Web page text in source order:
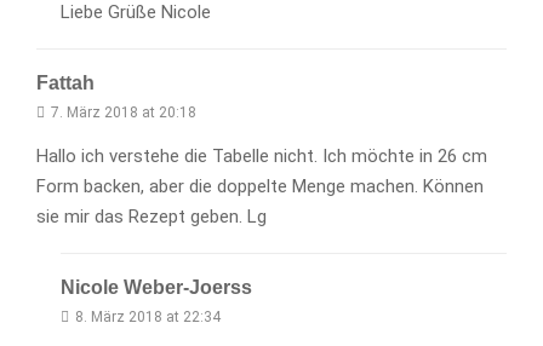
Liebe Grüße Nicole
Fattah
7. März 2018 at 20:18
Hallo ich verstehe die Tabelle nicht. Ich möchte in 26 cm
Form backen, aber die doppelte Menge machen. Können
sie mir das Rezept geben. Lg
Nicole Weber-Joerss
8. März 2018 at 22:34